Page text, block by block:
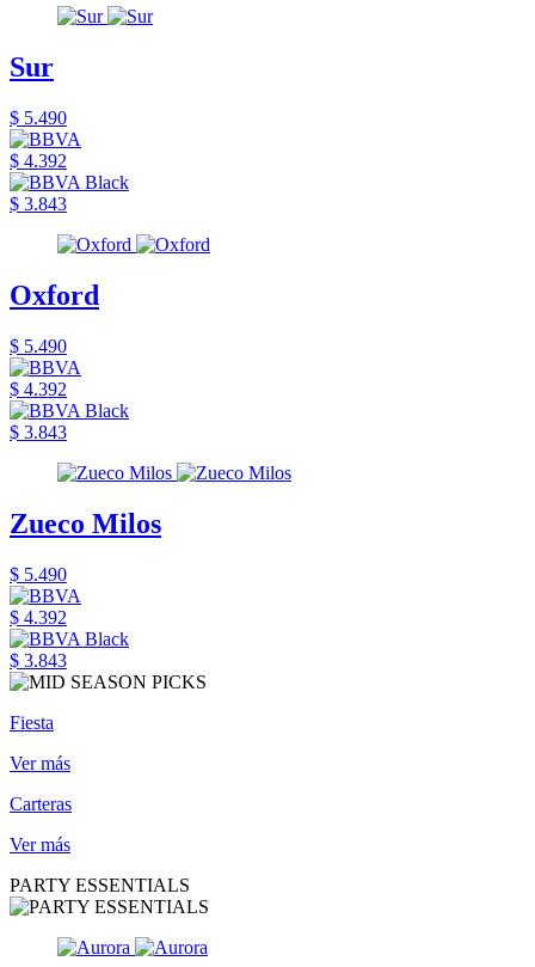
Sur
$ 5.490
$ 4.392
$ 3.843
Oxford
$ 5.490
$ 4.392
$ 3.843
Zueco Milos
$ 5.490
$ 4.392
$ 3.843
Fiesta
Ver más
Carteras
Ver más
PARTY ESSENTIALS